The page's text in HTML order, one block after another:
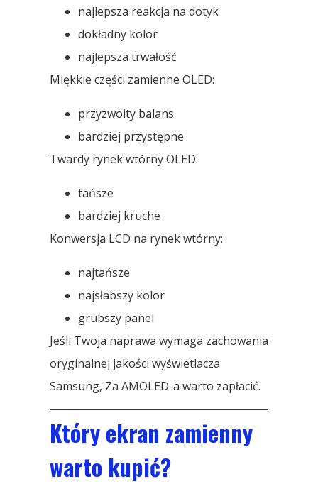
najlepsza reakcja na dotyk
dokładny kolor
najlepsza trwałość
Miękkie części zamienne OLED:
przyzwoity balans
bardziej przystępne
Twardy rynek wtórny OLED:
tańsze
bardziej kruche
Konwersja LCD na rynek wtórny:
najtańsze
najsłabszy kolor
grubszy panel
Jeśli Twoja naprawa wymaga zachowania
oryginalnej jakości wyświetlacza
Samsung, Za AMOLED-a warto zapłacić.
Który ekran zamienny
warto kupić?